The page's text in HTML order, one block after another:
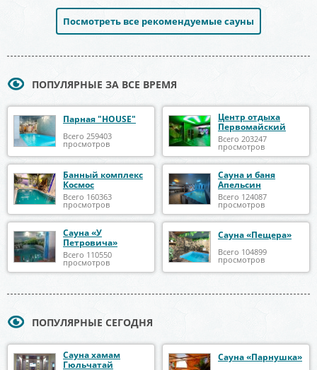
Посмотреть все рекомендуемые сауны
ПОПУЛЯРНЫЕ ЗА ВСЕ ВРЕМЯ
Парная "HOUSE"
Всего 259403
просмотров
Центр отдыха
Первомайский
Всего 203247
просмотров
Банный комплекс
Космос
Всего 160363
просмотров
Сауна и баня
Апельсин
Всего 124087
просмотров
Сауна «У
Петровича»
Всего 110550
просмотров
Сауна «Пещера»
Всего 104899
просмотров
ПОПУЛЯРНЫЕ СЕГОДНЯ
Сауна хамам
Гюльчатай
Сауна «Парнушка»